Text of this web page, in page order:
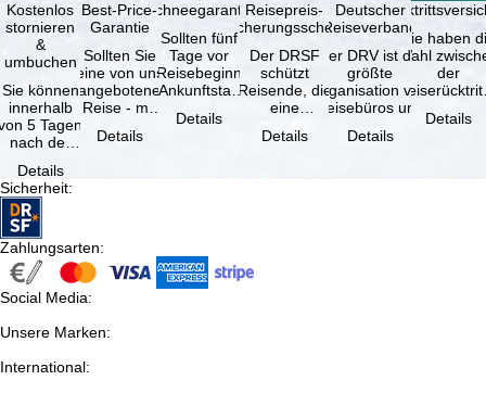
Kostenlos
stornieren
&
umbuchen
Sie können
innerhalb
5 Tagen
nach der
kostenfrei
…
Details
Best-Price-
Garantie
Sollten Sie
eine von uns
angebotene
Reise - mit
Verfügbarkeit
Details
Schneegarantie
Sollten fünf
Tage vor
Reisebeginn
(Ankunftstag)
aufgrund von
Schneemangel
Details
Reisepreis-
Sicherungsschein
Der DRSF
schützt
Reisende, die
eine
oder
Details
Deutscher
Reiseverband
Der DRV ist die
größte
Organisation von
Reisebüros und
Reiseveranstaltern
in …
Details
Sie haben
Wahl
der
(inklusive
Details
Sicherheit:
Zahlungsarten:
Social Media:
Unsere Marken:
International: